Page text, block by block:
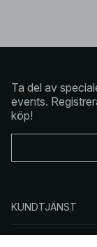
Ta del av
events.
köp!
KUNDTJÄNST